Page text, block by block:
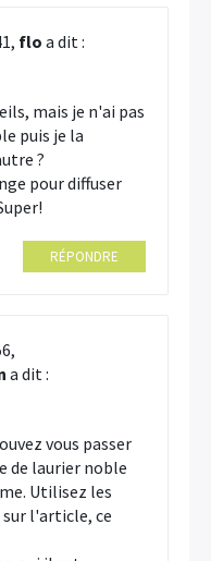
flo a dit :
mais je n'ai pas
puis je la
?
pour diffuser
RÉPONDRE
a dit :
vous passer
de laurier noble
Utilisez les
l'article, ce